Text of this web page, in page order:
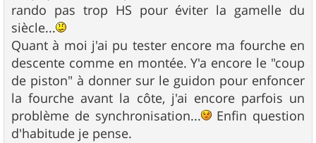
rando pas trop HS pour éviter la gamelle du
siècle...
Quant à moi j'ai pu tester encore ma fourche en
descente comme en montée. Y'a encore le "coup
de piston" à donner sur le guidon pour enfoncer
la fourche avant la côte, j'ai encore parfois un
problème de synchronisation...
Enfin question
d'habitude je pense.